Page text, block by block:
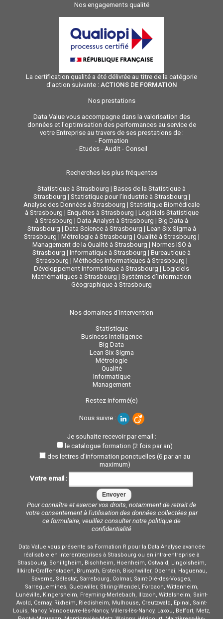
Nos engagements qualité
La certification qualité a été délivrée au titre de la catégorie
d'action suivante : ACTIONS DE FORMATION
Nos prestations
Data Value vous accompagne dans la valorisation des
données et l'optimisation des performances au service de
votre Entreprise au travers de ses prestations de :
- Formation
- Etudes - Audit - Conseil
Recherches les plus fréquentes
Statistique à Strasbourg | Bases de la Statistique à
Strasbourg | Statistique pour l'industrie à Strasbourg |
Analyse des Données à Strasbourg | Statistique Biomédicale
à Strasbourg | Enquêtes à Strasbourg | Logiciels Statistique
à Strasbourg | Data Analyst à Strasbourg | Big Data à
Strasbourg | Data Science à Strasbourg | Lean Six Sigma à
Strasbourg | Métrologie à Strasbourg | Qualité à Strasbourg |
Management de la Qualité à Strasbourg | Normes ISO à
Strasbourg | Informatique à Strasbourg | Bureautique à
Strasbourg | Méthodes Informatiques à Strasbourg |
Développement Informatique à Strasbourg | Logiciels
Mathématiques à Strasbourg | Systèmes d'Information
Géographique à Strasbourg
Nos domaines d'intervention
Statistique
Business Intelligence
Big Data
Lean Six Sigma
Métrologie
Qualité
Informatique
Management
Restez informé(e)
Nous suivre :
Je souhaite recevoir par email :
le catalogue formation (2 fois par an)
des lettres d'information ponctuelles (6 par an au
maximum)
Votre email :
Pour connaître et exercer vos droits, notamment de retrait de
votre consentement à l'utilisation des données collectées par
ce formulaire, veuillez consulter notre politique de
confidentialité
Data Value vous présente sa Formation R pour la Data Analyse avancée
réalisable en interentreprises à Strasbourg ou en intra-entreprise à
Strasbourg, Schiltgheim, Bischheim, Hoenheim, Ostwald, Lingolsheim,
Illkirch-Graffenstaden, Brumath, Erstein, Bischwiller, Obernai, Haguenau,
Saverne, Sélestat, Sarrebourg, Colmar, Saint-Dié-des-Vosges,
Sarreguemines, Guebwiller, Stiring-Wendel, Forbach, Wittenheim,
Lunéville, Kingersheim, Freyming-Merlebach, Illzach, Wittelsheim, Saint-
Avold, Cernay, Rixheim, Riedisheim, Mulhouse, Creutzwald, Epinal, Saint-
Louis, Nancy, Vandoeuvre-lès-Nancy, Villers-lès-Nancy, Laxou, Belfort, Metz,